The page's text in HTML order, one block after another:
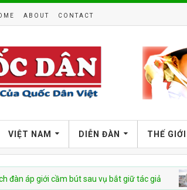
ABOUT CONTACT
VIỆT NAM DIỄN ĐÀN THẾ GIỚI
giới cầm bút sau vụ bắt giữ tác giả